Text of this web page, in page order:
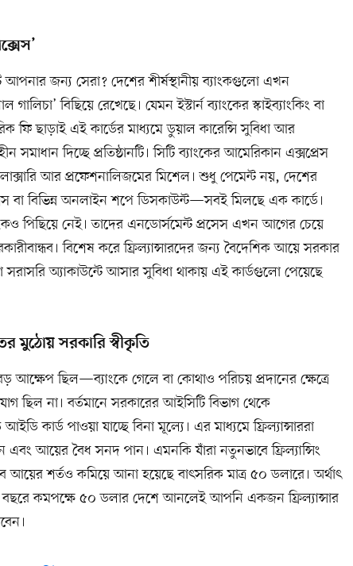
আপনার জন্য সেরা? দেশের শীর্ষস্থানীয় ব্যাংকগুলো এখন
গালিচা’ বিছিয়ে রেখেছে। যেমন ইস্টার্ন ব্যাংকের স্কাইব্যাংকিং বা
ফি ছাড়াই এই কার্ডের মাধ্যমে ডুয়াল কারেন্সি সুবিধা আর
সমাধান দিচ্ছে প্রতিষ্ঠানটি। সিটি ব্যাংকের আমেরিকান এক্সপ্রেস
লাক্সারি আর প্রফেশনালিজমের মিশেল। শুধু পেমেন্ট নয়, দেশের
বা বিভিন্ন অনলাইন শপে ডিসকাউন্ট—সবই মিলছে এক কার্ডে।
পিছিয়ে নেই। তাদের এনডোর্সমেন্ট প্রসেস এখন আগের চেয়ে
বিশেষ করে ফ্রিল্যান্সারদের জন্য বৈদেশিক আয়ে সরকার
অ্যাকাউন্টে আসার সুবিধা থাকায় এই কার্ডগুলো পেয়েছে
মুঠোয় সরকারি স্বীকৃতি
বড় আক্ষেপ ছিল—ব্যাংকে গেলে বা কোথাও পরিচয় প্রদানের ক্ষেত্রে
ছিল না। বর্তমানে সরকারের আইসিটি বিভাগ থেকে
কার্ড পাওয়া যাচ্ছে বিনা মূল্যে। এর মাধ্যমে ফ্রিল্যান্সাররা
আয়ের বৈধ সনদ পান। এমনকি যাঁরা নতুনভাবে ফ্রিল্যান্সিং
শর্তও কমিয়ে আনা হয়েছে বাৎসরিক মাত্র ৫০ ডলারে। অর্থাৎ
কমপক্ষে ৫০ ডলার দেশে আনলেই আপনি একজন ফ্রিল্যান্সার